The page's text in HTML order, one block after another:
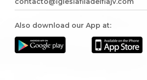
Also download our App at: